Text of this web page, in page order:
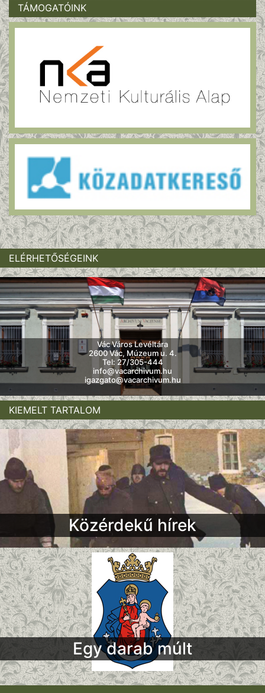
TÁMOGATÓINK
ELÉRHETŐSÉGEINK
Vác Város Levéltára
2600 Vác, Múzeum u. 4.
Tel: 27/305-444
info@vacarchivum.hu
igazgato@vacarchivum.hu
KIEMELT TARTALOM
Közérdekű hírek
Egy darab múlt